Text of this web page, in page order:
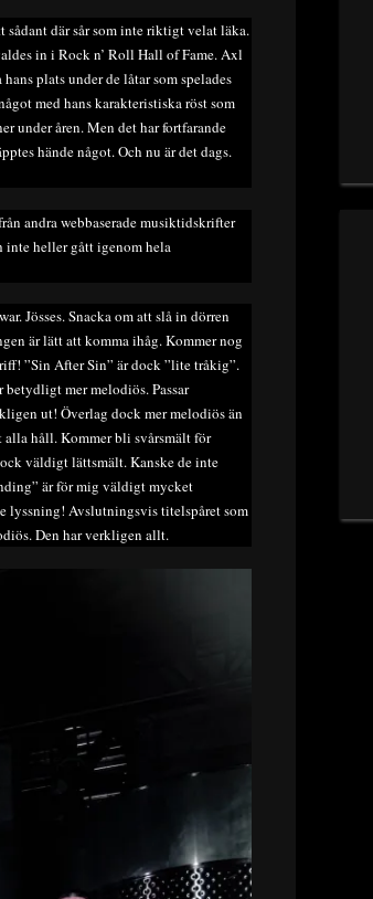
där sår som inte riktigt velat läka.
in i Rock n’ Roll Hall of Fame. Axl
plats under de låtar som spelades
med hans karakteristiska röst som
under åren. Men det har fortfarande
hände något. Och nu är det dags.
andra webbaserade musiktidskrifter
inte heller gått igenom hela
Jösses. Snacka om att slå in dörren
är lätt att komma ihåg. Kommer nog
”Sin After Sin” är dock ”lite tråkig”.
mer melodiös. Passar
ut! Överlag dock mer melodiös än
alla håll. Kommer bli svårsmält för
väldigt lättsmält. Kanske de inte
är för mig väldigt mycket
lyssning! Avslutningsvis titelspåret som
Den har verkligen allt.